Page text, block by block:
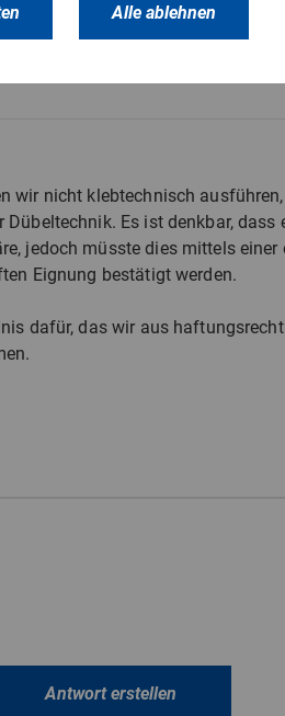
wir nicht klebtechnisch
Dübeltechnik. Es ist denkbar,
jedoch müsste dies mittels
Eignung bestätigt werden.
dafür, das wir aus
Antwort erstellen
Alle ablehnen